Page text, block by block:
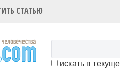
СТАТЬЮ
искать в